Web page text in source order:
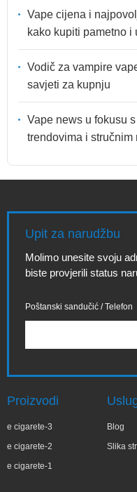
Vape cijena i
kako kupiti pametno i
Vodič za vampire
savjeti za kupnju
Vape news u fokusu
trendovima i stručnim
Upit za narudžbu
Molimo unesite svoju
biste provjerili status
Poštanski sandučić / Telefon
Proizvodi
e cigarete-3
e cigarete-2
e cigarete-1
Blog
Slika